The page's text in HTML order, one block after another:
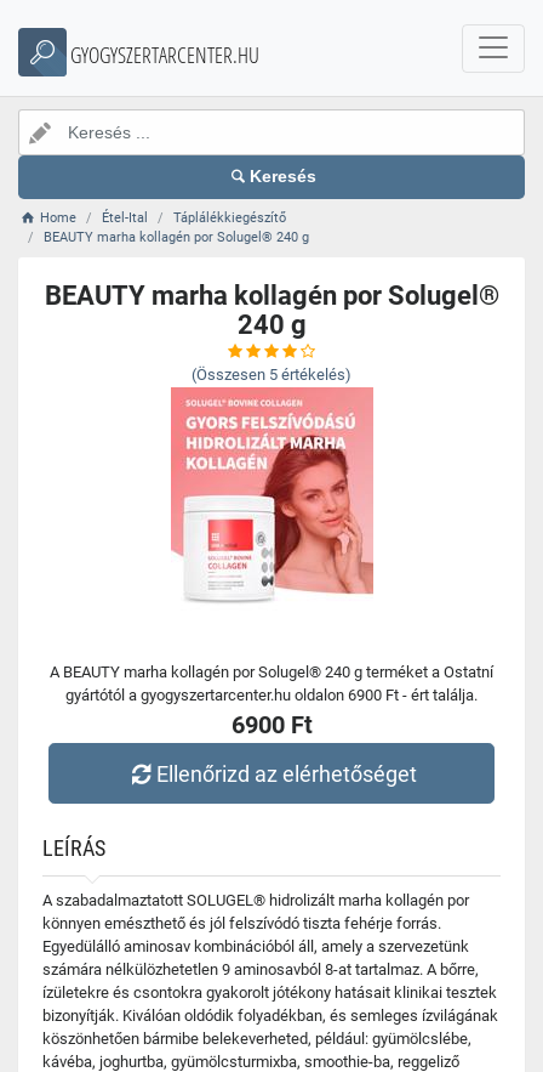
GYOGYSZERTARCENTER.HU
Keresés
Home Étel-Ital
Táplálékkiegészítő
BEAUTY marha kollagén por Solugel® 240 g
BEAUTY marha kollagén por Solugel®
240 g
(Összesen 5 értékelés)
A BEAUTY marha kollagén por Solugel® 240 g terméket a Ostatní
gyártótól a gyogyszertarcenter.hu oldalon 6900 Ft - ért találja.
6900 Ft
Ellenőrizd az elérhetőséget
LEÍRÁS
A szabadalmaztatott SOLUGEL® hidrolizált marha kollagén por
könnyen emészthető és jól felszívódó tiszta fehérje forrás.
Egyedülálló aminosav kombinációból áll, amely a szervezetünk
számára nélkülözhetetlen 9 aminosavból 8-at tartalmaz. A bőrre,
ízületekre és csontokra gyakorolt jótékony hatásait klinikai tesztek
bizonyítják. Kiválóan oldódik folyadékban, és semleges ízvilágának
köszönhetően bármibe belekeverheted, például: gyümölcslébe,
kávéba, joghurtba, gyümölcsturmixba, smoothie-ba, reggeliző